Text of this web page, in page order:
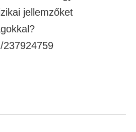
jellemzőket
237924759